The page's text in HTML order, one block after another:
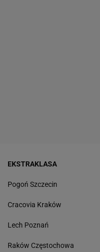
EKSTRAKLASA
Pogoń Szczecin
Cracovia Kraków
Lech Poznań
Raków Częstochowa